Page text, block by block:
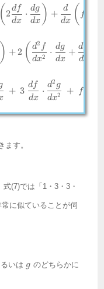
( 2
dx
df
⋅
dx
dg ) +
dx
d ( f
) + 2 ( dx2
d2 f
⋅
dx
dg
+
dx
df
+ 3
dx
df
⋅
dx2
d2 g
+ f
ます。
(7)では「1・3・3・
常に似ていることが伺
いは g
g のどちらかに